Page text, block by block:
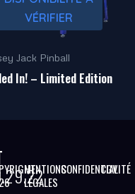
VÉRIFIER
Jack Pinball
In! – Limited Edition
MENTIONS
LÉGALES
CONFIDENTIALITÉ
CGV